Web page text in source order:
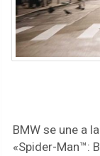
BMW se une a
«Spider-Man™: